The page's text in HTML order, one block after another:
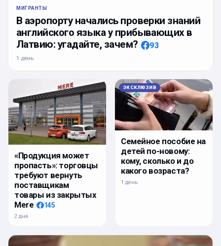
МИГРАНТЫ
В аэропорту начались проверки знаний
английского языка у прибывающих в
Латвию: угадайте, зачем?
93
1 день
«Продукция может
пропасть»: торговцы
требуют вернуть
поставщикам
товары из закрытых
Mere
145
2 дня
ЭКСКЛЮЗИВ
Семейное пособие на
детей по-новому:
кому, сколько и до
какого возраста?
1 день